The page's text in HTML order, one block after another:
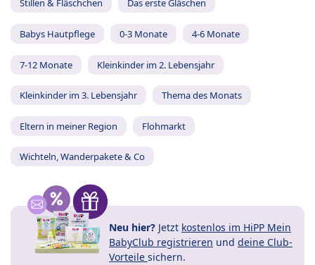
Stillen & Fläschchen Das erste Gläschen
Babys Hautpflege 0-3 Monate 4-6 Monate
7-12 Monate Kleinkinder im 2. Lebensjahr
Kleinkinder im 3. Lebensjahr Thema des Monats
Eltern in meiner Region Flohmarkt
Wichteln, Wanderpakete & Co
Neu hier? Jetzt kostenlos im HiPP Mein
BabyClub registrieren und deine Club-
Vorteile sichern.